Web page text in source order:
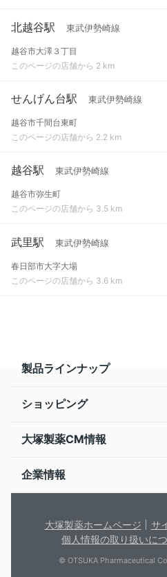
北越谷駅 東武伊勢崎線
越谷市大澤３丁目
このページの店舗から 2 km
せんげん台駅 東武伊勢崎線
越谷市千間台東町
このページの店舗から 2.2 km
越谷駅 東武伊勢崎線
越谷市弥生町
このページの店舗から 3.5 km
武里駅 東武伊勢崎線
春日部市大字大場
このページの店舗から 3.6 km
製品ラインナップ
ショッピング
大塚製薬CM情報
企業情報
大塚製薬ホームページ
サ
個人情報の取り扱いに
© OTSUKA Pharmaceutical